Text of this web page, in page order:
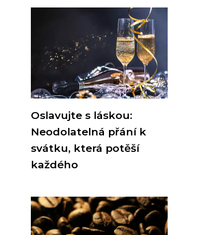
Oslavujte s láskou:
Neodolatelná přání k
svátku, která potěší
každého